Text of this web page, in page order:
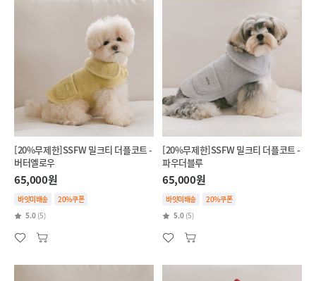
[20%무제한]SSFW 밀크티 더플코트 -
버터옐로우
65,000원
바잇미배송
20%쿠폰
5.0 (5)
[20%무제한]SSFW 밀크티 더플코트 -
파우더블루
65,000원
바잇미배송
20%쿠폰
5.0 (5)